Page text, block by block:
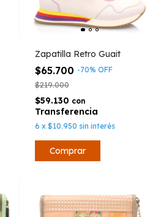
Zapatilla Retro Guait
$65.700 -70% OFF
$219.000
$59.130 con
6 x $10.950 sin interés
Comprar